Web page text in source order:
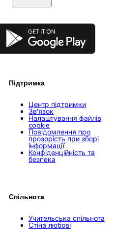
Play
Підтримка
Центр підтримки
Зв’язок
Налаштування файлів
cookie
Повідомлення про
прозорість при зборі
інформації
Конфіденційність та
безпека
Спільнота
Учительська спільнота
Стіна любові